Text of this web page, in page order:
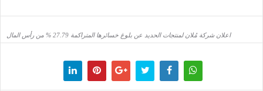
اعلان شركة مُلان لمنتجات الحديد عن بلوغ خسائرها المتراكمة 27.79 % من رأس المال